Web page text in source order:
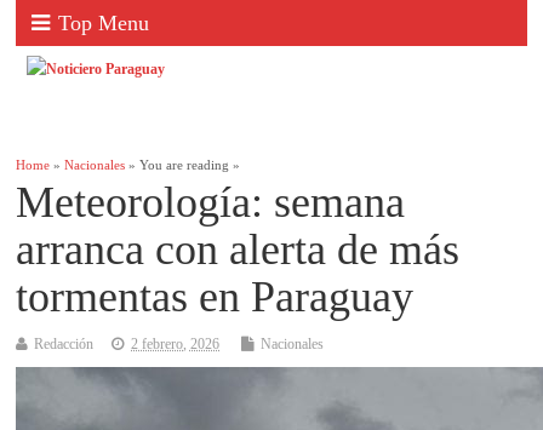
Top Menu
Home »Nacionales » You are reading »
Meteorología: semana
arranca con alerta de más
tormentas en Paraguay
Redacción 2 febrero, 2026 Nacionales